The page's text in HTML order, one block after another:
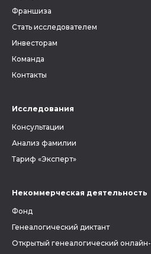
Франшиза
Стать исследователем
Инвесторам
Команда
Контакты
Исследования
Консультации
Анализ фамилии
Тариф «Эксперт»
Некоммерческая деятельность
Фонд
Генеалогический диктант
Открытый генеалогический